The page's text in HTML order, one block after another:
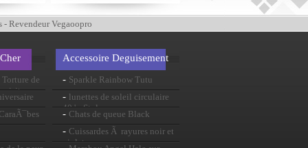
Revendeur Vegaoopro
de
visite
Accessoire Deguisement
- Sparkle Rainbow Tutu
- lunettes de soleil circulaire
40 ' s Style
- Chats de queue Black
- Cuissardes Ã rayures noir et
violet